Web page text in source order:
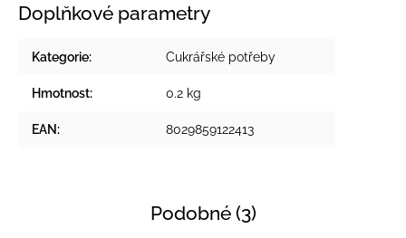
Doplňkové parametry
Kategorie: Cukrářské potřeby
Hmotnost: 0.2 kg
EAN: 8029859122413
Podobné (3)